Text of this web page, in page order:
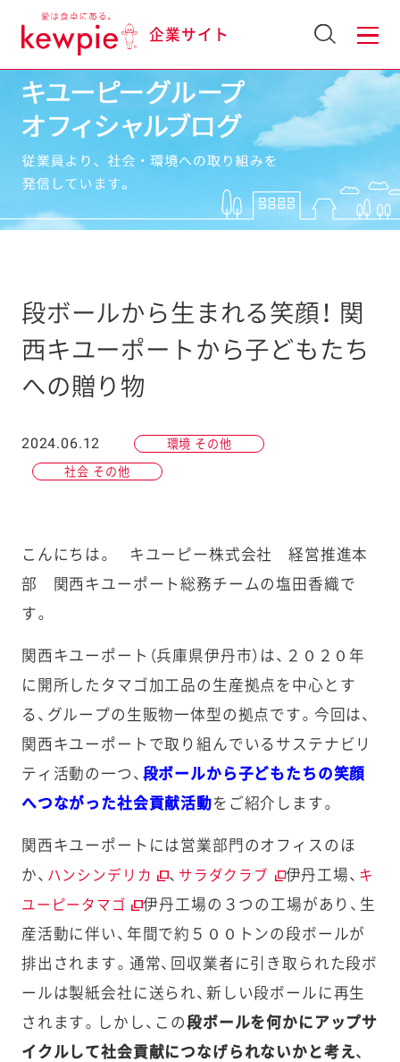
企業サイト
段ボールから生まれる笑顔！ 関
西キユーポートから子どもたち
への贈り物
2024.06.12 環境 その他
社会 その他
こんにちは。 キユーピー株式会社 経営推進本
部 関西キユーポート総務チームの塩田香織で
す。
関西キユーポート（兵庫県伊丹市）は、２０２０年
に開所したタマゴ加工品の生産拠点を中心とす
る、グループの生販物一体型の拠点です。今回は、
関西キユーポートで取り組んでいるサステナビリ
ティ活動の一つ、 段ボールから子どもたちの笑顔
へつながった社会貢献活動をご紹介します。
関西キユーポートには営業部門のオフィスのほ
か、 ハンシンデリカ 、 サラダクラブ 伊丹工場、 キ
ユーピータマゴ
伊丹工場の３つの工場があり、生
産活動に伴い、年間で約５００トンの段ボールが
排出されます。通常、回収業者に引き取られた段ボ
ールは製紙会社に送られ、新しい段ボールに再生
されます。しかし、この段ボールを何かにアップサ
イクルして社会貢献につなげられないかと考え、